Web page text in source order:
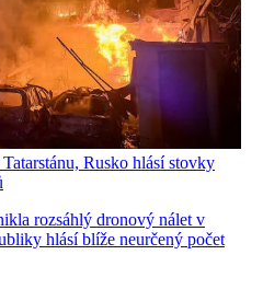
Rusko hlásí stovky
rozsáhlý dronový nálet v
hlásí blíže neurčený počet